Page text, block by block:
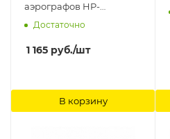
аэрографов HP-
BS/SBS/CS (I 510 4) Anest
Iwata
Достаточно
1 165 руб./шт
В корзину